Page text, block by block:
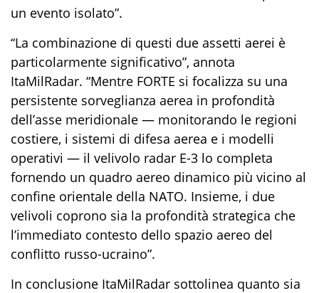
un evento isolato”.
“La combinazione di questi due assetti aerei è
particolarmente significativo”, annota
ItaMilRadar. “Mentre FORTE si focalizza su una
persistente sorveglianza aerea in profondità
dell’asse meridionale — monitorando le regioni
costiere, i sistemi di difesa aerea e i modelli
operativi — il velivolo radar E-3 lo completa
fornendo un quadro aereo dinamico più vicino al
confine orientale della NATO. Insieme, i due
velivoli coprono sia la profondità strategica che
l’immediato contesto dello spazio aereo del
conflitto russo-ucraino”.
In conclusione ItaMilRadar sottolinea quanto sia